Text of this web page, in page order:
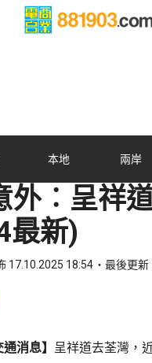
本地 兩岸
外︰呈祥
最新)
17.10.2025 18:54 最後更新
WhatsApp
消息】 呈祥道去荃灣，